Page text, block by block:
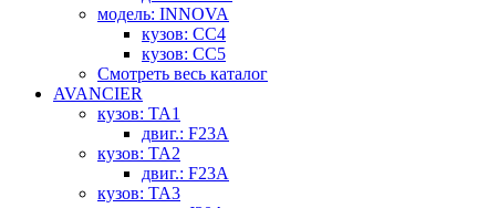
модель: INNOVA
кузов: CC4
кузов: CC5
Смотреть весь каталог
AVANCIER
кузов: TA1
двиг.: F23A
кузов: TA2
двиг.: F23A
кузов: TA3